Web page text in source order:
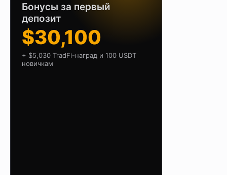
Бонусы за первый
депозит
$30,100
+ $5,030 TradFi-наград и 100 USDT
новичкам